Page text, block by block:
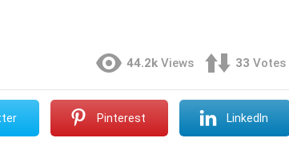
44.2k Views 33 Votes
Pinterest LinkedIn